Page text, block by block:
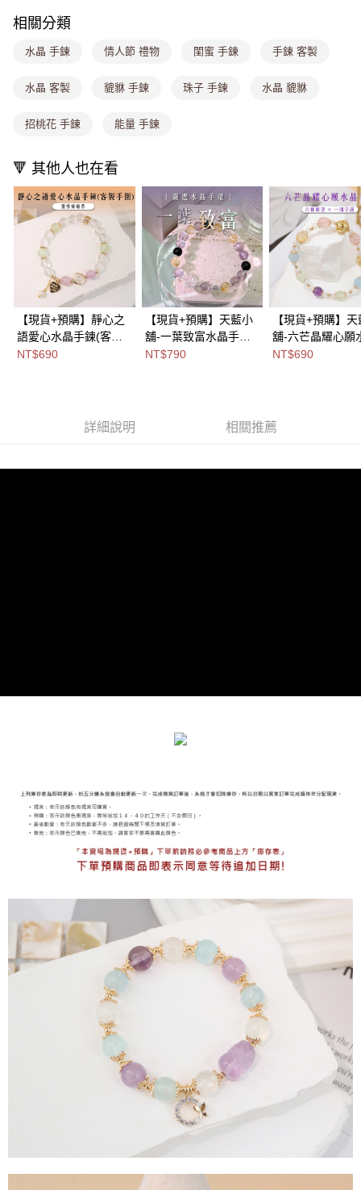
每筆NT$80，滿NT$1,000(含以上)免運費
宅配
免運費
相關分類
水晶 手鍊 情人節 禮物 閨蜜 手鍊 手鍊 客製
水晶 客製 貔貅 手鍊 珠子 手鍊 水晶 貔貅
招桃花 手鍊 能量 手鍊
🔻 其他人也在看
【現貨+預購】靜心之
語愛心水晶手鍊(客製
手圍)-單1款
NT$690
【現貨+預購】天藍小
舖-一葉致富水晶手環
(客製手圍)-單1款
NT$790
【現貨+預購】
舖-六芒晶耀心願
手鍊(客製手圍)-
NT$690
詳細說明 相關推薦